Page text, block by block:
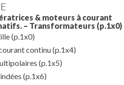
& moteurs à courant
– Transformateurs (p.1x0)
(p.1x0)
continu(p.1x4)
(p.1x5)
(p.1x6)